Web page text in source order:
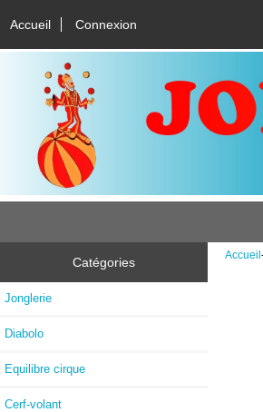
Accueil Connexion
Catégories
Jonglerie
Diabolo
Equilibre cirque
Cerf-volant
Accueil